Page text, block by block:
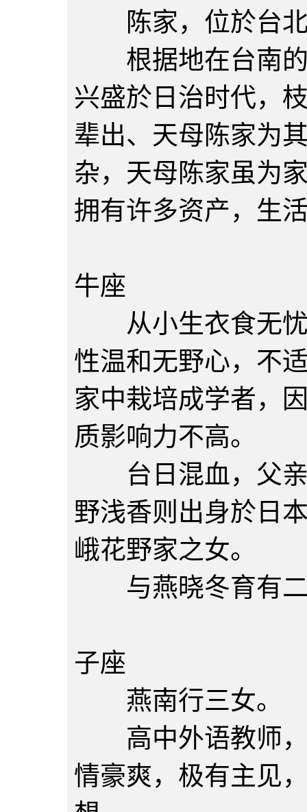
陈家，位於台北
根据地在台南的
兴盛於日治时代，
辈出、天母陈家为
杂，天母陈家虽为
拥有许多资产，生
牛座
从小生衣食无忧
性温和无野心，不
家中栽培成学者，
质影响力不高。
台日混血，父亲
野浅香则出身於日
峨花野家之女。
与燕晓冬育有二
子座
燕南行三女。
高中外语教师，
情豪爽，极有主见